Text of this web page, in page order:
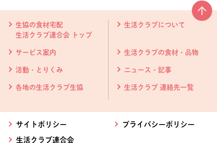
生協の食材宅配
生活クラブ連合会 トップ
生活クラブについて
サービス案内 生活クラブの食材・品物
活動・とりくみ ニュース・記事
各地の生活クラブ生協 生活クラブ 連絡先一覧
サイトポリシー プライバシーポリシー
生活クラブ連合会